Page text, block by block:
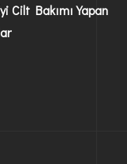
Cilt Bakımı Yapan